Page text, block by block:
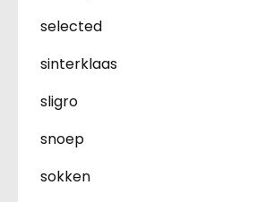
selected
sinterklaas
sligro
snoep
sokken